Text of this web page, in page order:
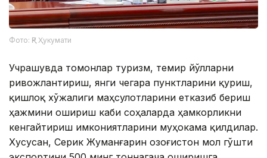
Фото: ҚР Ҳукумати
Учрашувда томонлар туризм, темир йўлларни
ривожлантириш, янги чегара пунктларини қуриш,
қишлоқ хўжалиги маҳсулотларини етказиб бериш
ҳажмини ошириш каби соҳаларда ҳамкорликни
кенгайтириш имкониятларини муҳокама қилдилар.
Хусусан, Серик Жуманғарин Қозоғистон мол гўшти